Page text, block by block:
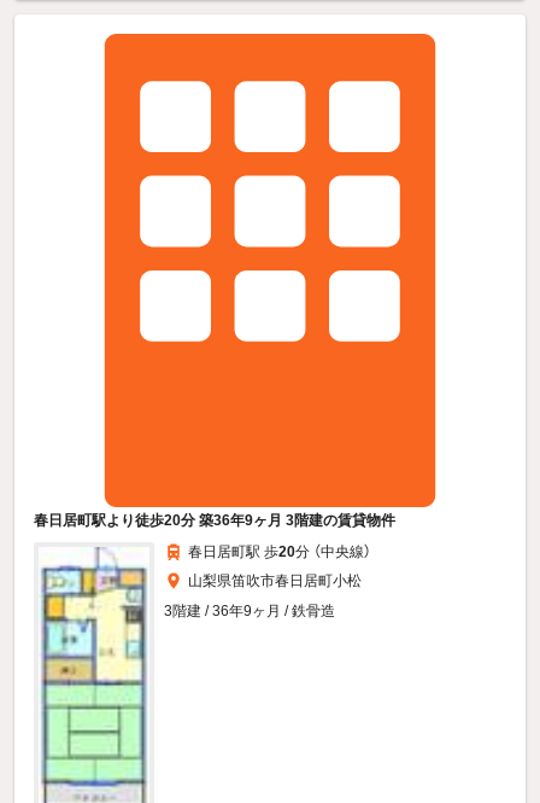
春日居町駅より徒歩20分 築36年9ヶ月 3階建の賃貸物件
春日居町駅 歩20分 （中央線）
山梨県笛吹市春日居町小松
3階建 / 36年9ヶ月 / 鉄骨造